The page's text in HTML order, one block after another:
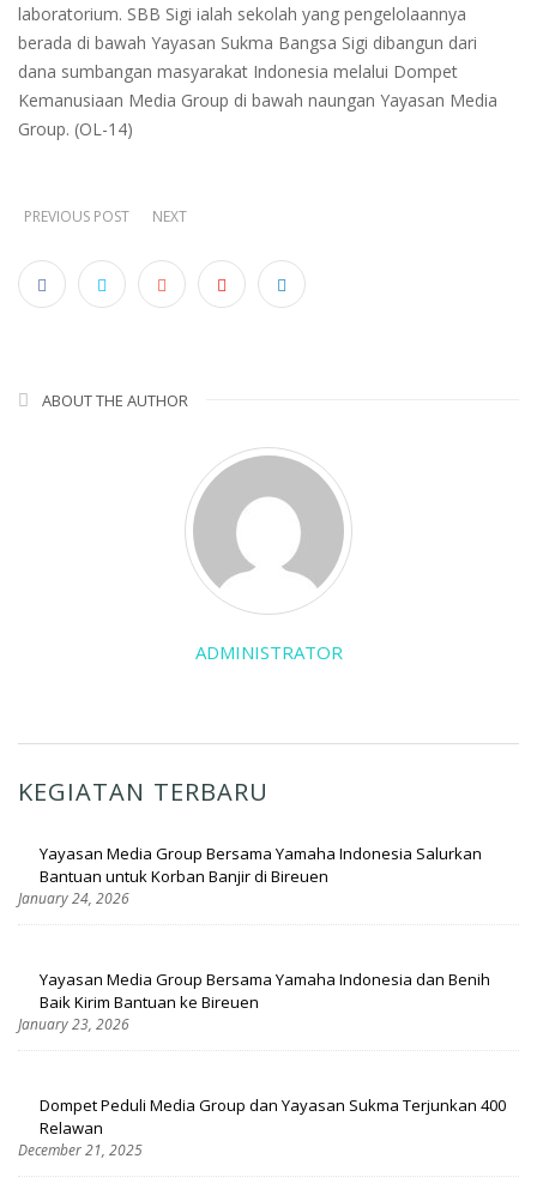
laboratorium. SBB Sigi ialah sekolah yang pengelolaannya
berada di bawah Yayasan Sukma Bangsa Sigi dibangun dari
dana sumbangan masyarakat Indonesia melalui Dompet
Kemanusiaan Media Group di bawah naungan Yayasan Media
Group. (OL-14)
PREVIOUS POST NEXT
ABOUT THE AUTHOR
ADMINISTRATOR
KEGIATAN TERBARU
Yayasan Media Group Bersama Yamaha Indonesia Salurkan
Bantuan untuk Korban Banjir di Bireuen
January 24, 2026
Yayasan Media Group Bersama Yamaha Indonesia dan Benih
Baik Kirim Bantuan ke Bireuen
January 23, 2026
Dompet Peduli Media Group dan Yayasan Sukma Terjunkan 400
Relawan
December 21, 2025